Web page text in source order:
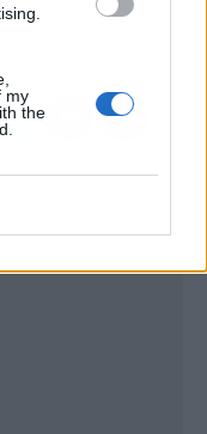
my
the
base de fichajes: el